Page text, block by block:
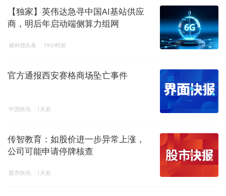
【独家】英伟达急寻中国AI基站供应
商，明后年启动端侧算力组网
硬科技头条 19小时前
官方通报西安赛格商场坠亡事件
中国快讯 1天前
传智教育：如股价进一步异常上涨，
公司可能申请停牌核查
股市快讯 1天前